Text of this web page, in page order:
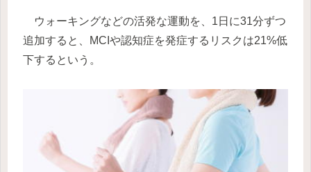
ウォーキングなどの活発な運動を、1日に31分ずつ
追加すると、MCIや認知症を発症するリスクは21%低
下するという。